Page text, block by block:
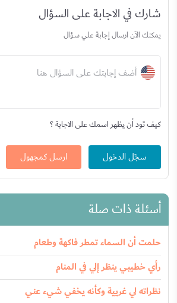
شارك في الاجابة على السؤال
يمكنك الآن ارسال إجابة علي سؤال
أضف إجابتك على السؤال هنا
كيف تود أن يظهر اسمك على الاجابة ؟
سجّل الدخول ارسل كمجهول
أسئلة ذات صلة
حلمت أن السماء تمطر فاكهة وطعام
رأي خطيبي ينظر إلي في المنام
نظراته لي غريية وكأنه يخفي شيء عني